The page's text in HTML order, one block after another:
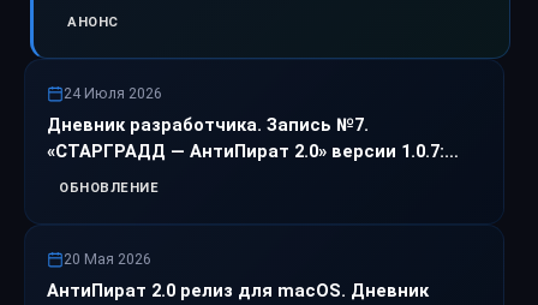
развитии экосистемы
АНОНС
24 Июля 2026
Дневник разработчика. Запись №7.
«СТАРГРАДД — АнтиПират 2.0» версии 1.0.7:
большое обновление.
ОБНОВЛЕНИЕ
20 Мая 2026
АнтиПират 2.0 релиз для macOS. Дневник